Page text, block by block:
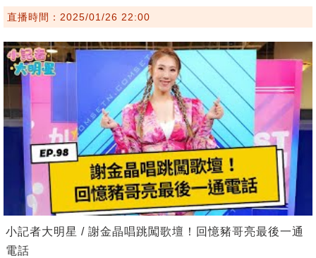
直播時間：2025/01/26 22:00
小記者大明星 / 謝金晶唱跳闖歌壇！回憶豬哥亮最後一通
電話